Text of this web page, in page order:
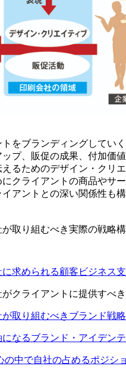
をブランディングしてい
プ、販促の成果、付加価
るためのデザイン・クリ
クライアントの商品やサ
アントとの深い関係性も
取り組むべき実際の戦略
に求められる顧客ビジネス
クライアントに提供すべ
が取り組むべきブランド戦
なるブランド・アイデン
の中で自社の占めるポジシ